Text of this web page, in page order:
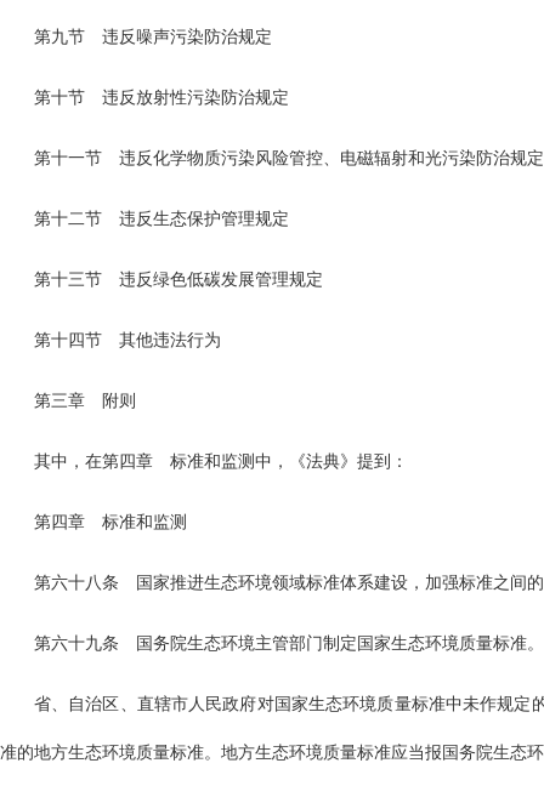
第九节 违反噪声污染防治规定
第十节 违反放射性污染防治规定
第十一节 违反化学物质污染风险管控、电磁辐射和光污染防治规定
第十二节 违反生态保护管理规定
第十三节 违反绿色低碳发展管理规定
第十四节 其他违法行为
第三章 附则
其中，在第四章 标准和监测中，《法典》提到：
第四章 标准和监测
第六十八条 国家推进生态环境领域标准体系建设，加强标准之间
第六十九条 国务院生态环境主管部门制定国家生态环境质量标准。
省、自治区、直辖市人民政府对国家生态环境质量标准中未作规
准的地方生态环境质量标准。地方生态环境质量标准应当报国务院生态